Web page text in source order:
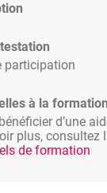
participation
à la formation
d’une
plus, consultez
de formation